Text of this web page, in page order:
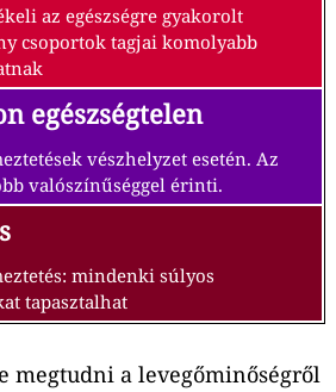
az egészségre gyakorolt
csoportok tagjai komolyabb
egészségtelen
vészhelyzet esetén. Az
valószínűséggel érinti.
mindenki súlyos
tapasztalhat
megtudni a levegőminőségről